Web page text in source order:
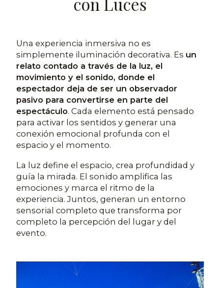
Una experiencia inmersiva no es
simplemente iluminación decorativa. Es un
relato contado a través de la luz, el
movimiento y el sonido, donde el
espectador deja de ser un observador
pasivo para convertirse en parte del
espectáculo. Cada elemento está pensado
para activar los sentidos y generar una
conexión emocional profunda con el
espacio y el momento.
La luz define el espacio, crea profundidad y
guía la mirada. El sonido amplifica las
emociones y marca el ritmo de la
experiencia.Juntos, generan un entorno
sensorial completo que transforma por
completo la percepción del lugar y del
evento.